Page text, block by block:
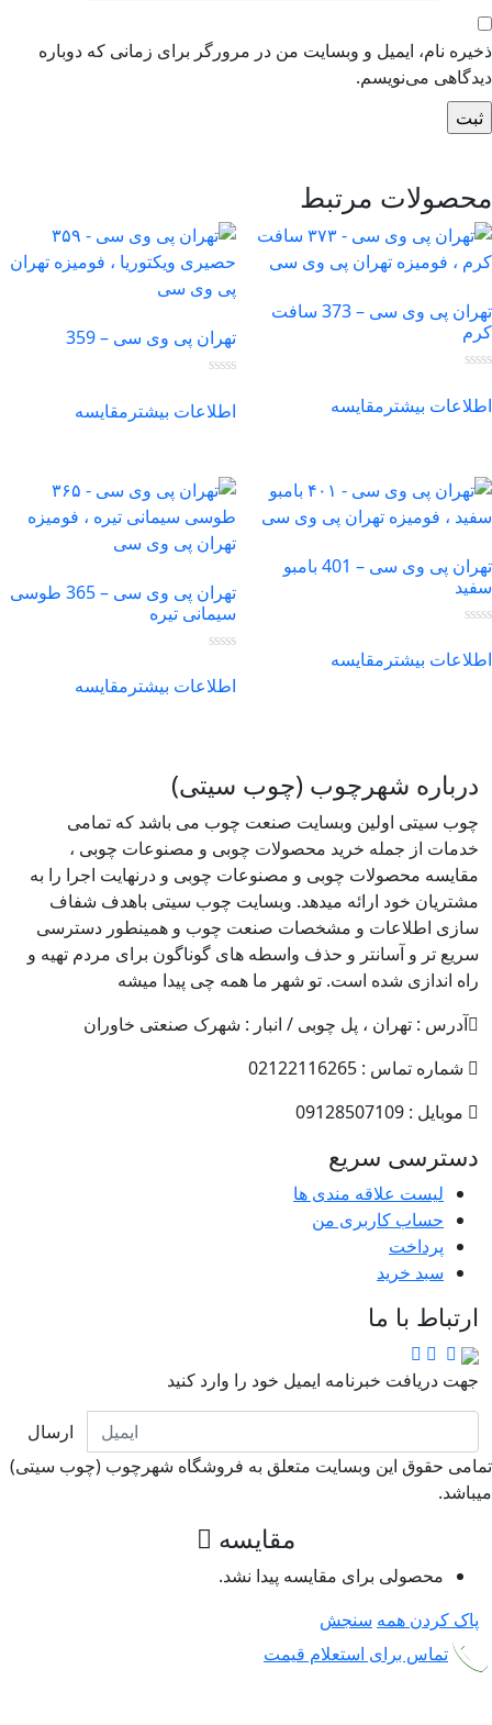
نام، ایمیل و وبسایت من در مرورگر برای زمانی که دوباره
می‌نویسم.
مرتبط
تهران پی وی سی – 373 سافت
بیشترمقایسه
تهران پی وی سی – 359
اطلاعات بیشترمقایسه
تهران پی وی سی – 401 بامبو
بیشترمقایسه
تهران پی وی سی – 365 طوسی
سیمانی تیره
اطلاعات بیشترمقایسه
درباره شهرچوب (چوب سیتی)
چوب سیتی اولین وبسایت صنعت چوب می باشد که تمامی
خدمات از جمله خرید محصولات چوبی و مصنوعات چوبی ،
مقایسه محصولات چوبی و مصنوعات چوبی و درنهایت اجرا را به
مشتریان خود ارائه میدهد. وبسایت چوب سیتی باهدف شفاف
سازی اطلاعات و مشخصات صنعت چوب و همینطور دسترسی
سریع تر و آسانتر و حذف واسطه های گوناگون برای مردم تهیه و
راه اندازی شده است. تو شهر ما همه چی پیدا میشه
آدرس : تهران ، پل چوبی / انبار : شهرک صنعتی خاوران
شماره تماس : 02122116265
موبایل : 09128507109
دسترسی سریع
لیست علاقه مندی ها
حساب کاربری من
پرداخت
سبد خرید
ارتباط با ما
جهت دریافت خبرنامه ایمیل خود را وارد کنید
ارسال
حقوق این وبسایت متعلق به فروشگاه شهرچوب (چوب سیتی)
مقایسه
محصولی برای مقایسه پیدا نشد.
پاک کردن همهسنجش
تماس برای استعلام قیمت